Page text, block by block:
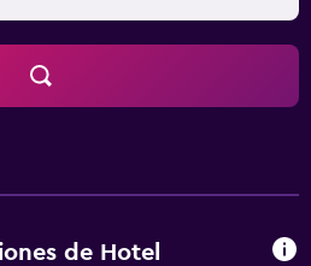
de Hotel